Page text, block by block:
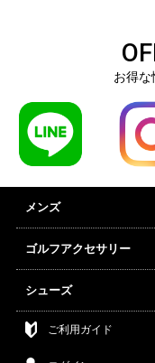
お得な
メンズ
ゴルフアクセサリー
シューズ
ご利用ガイド